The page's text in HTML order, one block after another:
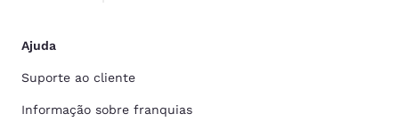
Ajuda
Suporte ao cliente
Informação sobre franquias